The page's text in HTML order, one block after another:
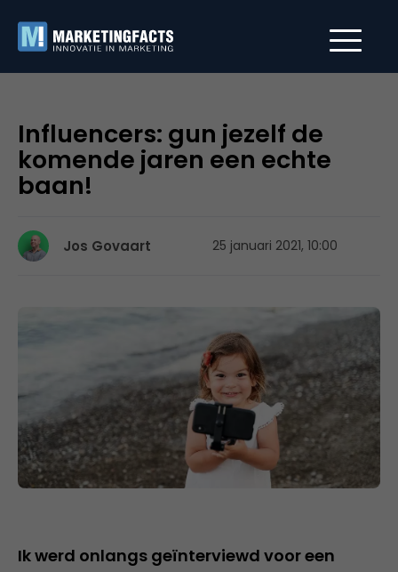
Influencers: gun jezelf de
komende jaren een echte
baan!
Jos Govaart 25 januari 2021, 10:00
Ik werd onlangs geïnterviewd voor een